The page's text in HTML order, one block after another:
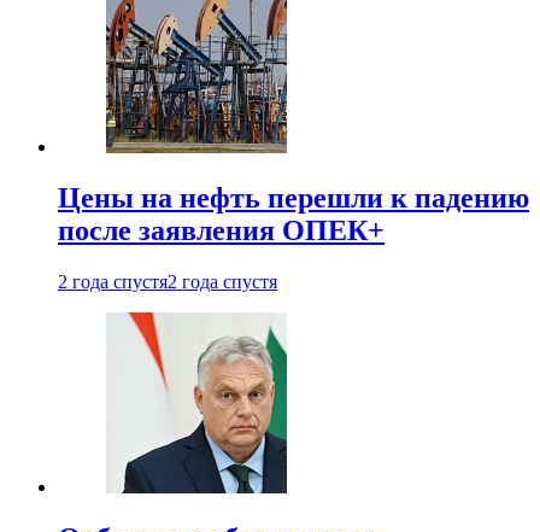
Цены на нефть перешли к падению
после заявления ОПЕК+
2 года спустя2 года спустя